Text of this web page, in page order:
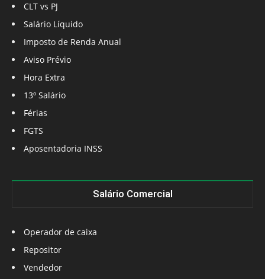
CLT vs PJ
Salário Líquido
Imposto de Renda Anual
Aviso Prévio
Hora Extra
13º Salário
Férias
FGTS
Aposentadoria INSS
Salário Comercial
Operador de caixa
Repositor
Vendedor